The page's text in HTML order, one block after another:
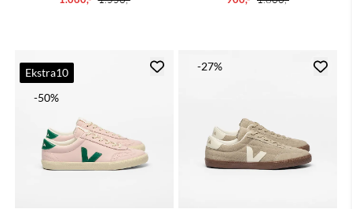
Ekstra10
-50%
-27%